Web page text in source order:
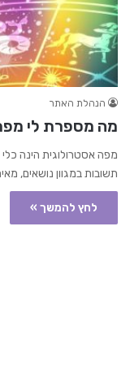
הנהלת האתר
מה מספרת לי
מפה אסטרולוגית הינה כלי
תשובות במגוון נושאים,
לחץ להמשך »